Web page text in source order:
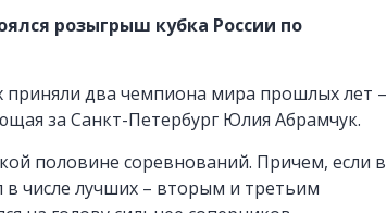
розыгрыш кубка России по
приняли два чемпиона мира прошлых лет –
за Санкт-Петербург Юлия Абрамчук.
половине соревнований. Причем, если в
числе лучших – вторым и третьим